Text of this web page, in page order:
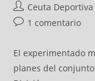
Ceuta Deportiva
1 comentario
El experimentado
planes del